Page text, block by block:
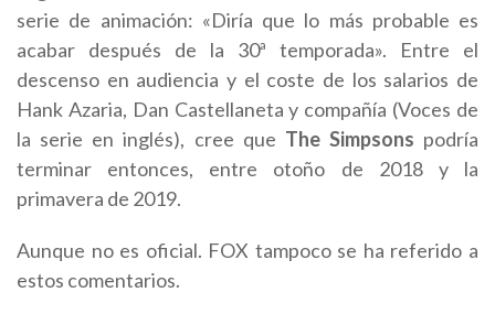
serie de animación: «Diría que lo más probable es
acabar después de la 30ª temporada». Entre el
descenso en audiencia y el coste de los salarios de
Hank Azaria, Dan Castellaneta y compañía (Voces de
la serie en inglés), cree que The Simpsons podría
terminar entonces, entre otoño de 2018 y la
primavera de 2019.
Aunque no es oficial. FOX tampoco se ha referido a
estos comentarios.